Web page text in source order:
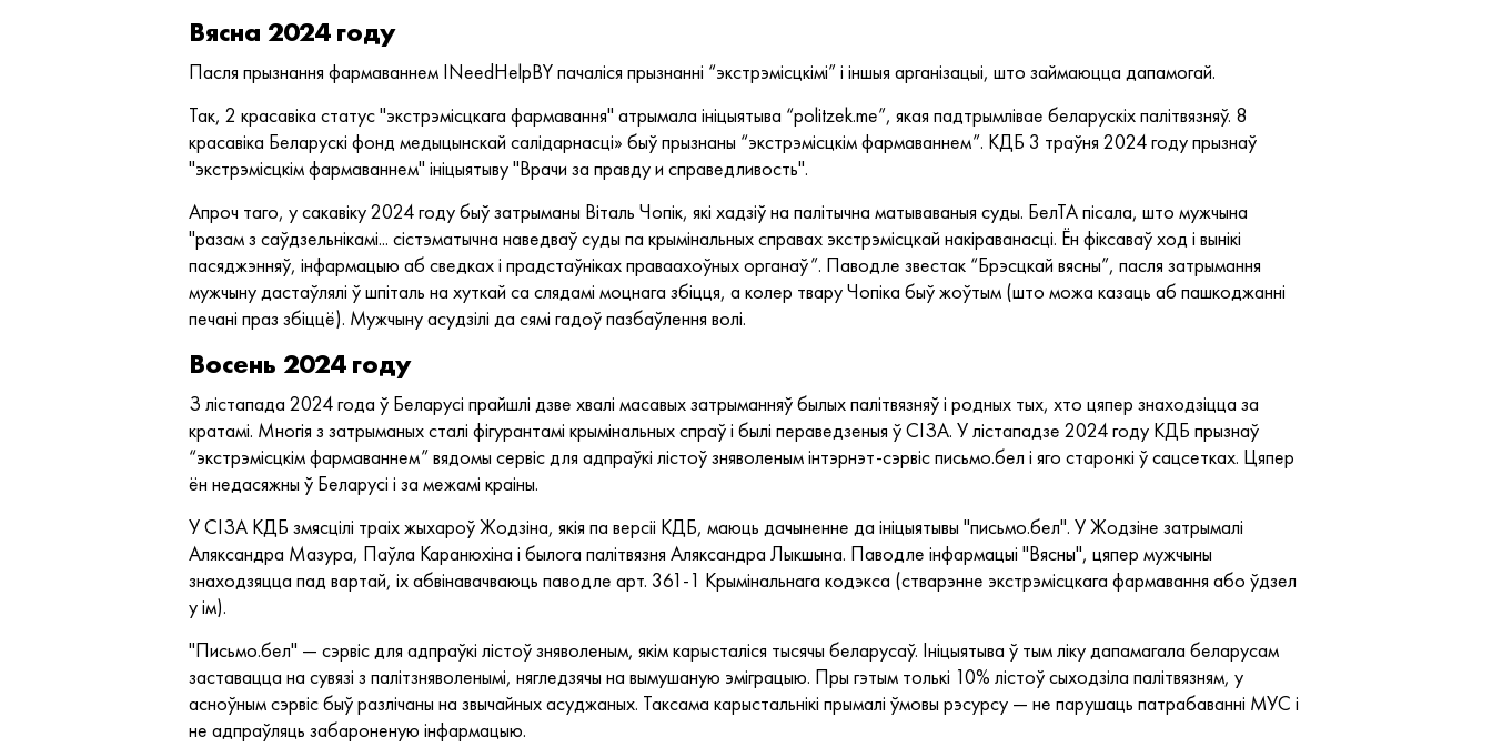
Вясна 2024 году
Пасля прызнання фармаваннем INeedHelpBY пачаліся прызнанні “экстрэмісцкімі” і іншыя арганізацыі, што займаюцца дапамогай.
Так, 2 красавіка статус "экстрэмісцкага фармавання" атрымала ініцыятыва “politzek.me”, якая падтрымлівае беларускіх палітвязняў. 8
красавіка Беларускі фонд медыцынскай салідарнасці» быў прызнаны “экстрэмісцкім фармаваннем”. КДБ 3 траўня 2024 году прызнаў
"экстрэмісцкім фармаваннем" ініцыятыву "Врачи за правду и справедливость".
Апроч таго, у сакавіку 2024 году быў затрыманы Віталь Чопік, які хадзіў на палітычна матываваныя суды. БелТА пісала, што мужчына
"разам з саўдзельнікамі... сістэматычна наведваў суды па крымінальных справах экстрэмісцкай накіраванасці. Ён фіксаваў ход і вынікі
пасяджэнняў, інфармацыю аб сведках і прадстаўніках праваахоўных органаў”. Паводле звестак “Брэсцкай вясны”, пасля затрымання
мужчыну дастаўлялі ў шпіталь на хуткай са слядамі моцнага збіцця, а колер твару Чопіка быў жоўтым (што можа казаць аб пашкоджанні
печані праз збіццё). Мужчыну асудзілі да сямі гадоў пазбаўлення волі.
Восень 2024 году
З лістапада 2024 года ў Беларусі прайшлі дзве хвалі масавых затрыманняў былых палітвязняў і родных тых, хто цяпер знаходзіцца за
кратамі. Многія з затрыманых сталі фігурантамі крымінальных спраў і былі пераведзеныя ў СІЗА. У лістападзе 2024 году КДБ прызнаў
“экстрэмісцкім фармаваннем” вядомы сервіс для адпраўкі лістоў зняволеным інтэрнэт-сэрвіс письмо.бел і яго старонкі ў сацсетках. Цяпер
ён недасяжны ў Беларусі і за межамі краіны.
У СІЗА КДБ змясцілі траіх жыхароў Жодзіна, якія па версіі КДБ, маюць дачыненне да ініцыятывы "письмо.бeл". У Жодзіне затрымалі
Аляксандра Мазура, Паўла Каранюхіна і былога палітвязня Аляксандра Лыкшына. Паводле інфармацыі "Вясны", цяпер мужчыны
знаходзяцца пад вартай, іх абвінавачваюць паводле арт. 361-1 Крымінальнага кодэкса (стварэнне экстрэмісцкага фармавання або ўдзел
у ім).
"Письмо.бел" — сэрвіс для адпраўкі лістоў зняволеным, якім карысталіся тысячы беларусаў. Ініцыятыва ў тым ліку дапамагала беларусам
заставацца на сувязі з палітзняволенымі, нягледзячы на вымушаную эміграцыю. Пры гэтым толькі 10% лістоў сыходзіла палітвязням, у
асноўным сэрвіс быў разлічаны на звычайных асуджаных. Таксама карыстальнікі прымалі ўмовы рэсурсу — не парушаць патрабаванні МУС і
не адпраўляць забароненую інфармацыю.